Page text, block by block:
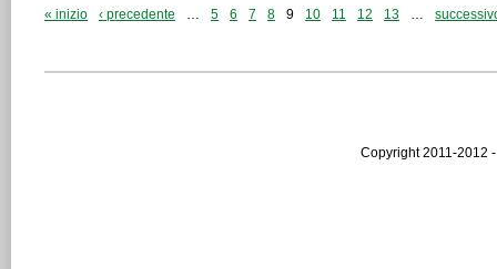
« inizio ‹ precedente … 5 6 7 8 9 10 11 12 13 …
Copyright 2011-2012